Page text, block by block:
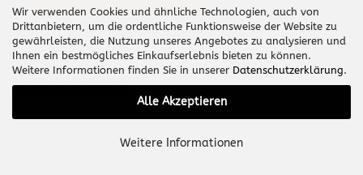
Wir verwenden Cookies und ähnliche Technologien, auch von
Drittanbietern, um die ordentliche Funktionsweise der Website zu
gewährleisten, die Nutzung unseres Angebotes zu analysieren und
Ihnen ein bestmögliches Einkaufserlebnis bieten zu können.
Weitere Informationen finden Sie in unserer Datenschutzerklärung.
Alle Akzeptieren
Weitere Informationen
Vertrag widerrufen